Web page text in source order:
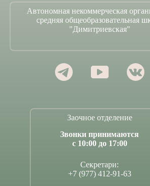
Автономная некоммерческая
средняя общеобразовательная
"Димитриевская"
Заочное отделение
Звонки принимаются
с 10:00 до 17:00
Секретари:
+7 (977) 412-91-63